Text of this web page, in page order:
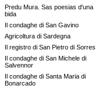
Predu Mura. Sas poesias d'una
bida
Il condaghe di San Gavino
Agricoltura di Sardegna
Il registro di San Pietro di Sorres
Il condaghe di San Michele di
Salvennor
Il condaghe di Santa Maria di
Bonarcado